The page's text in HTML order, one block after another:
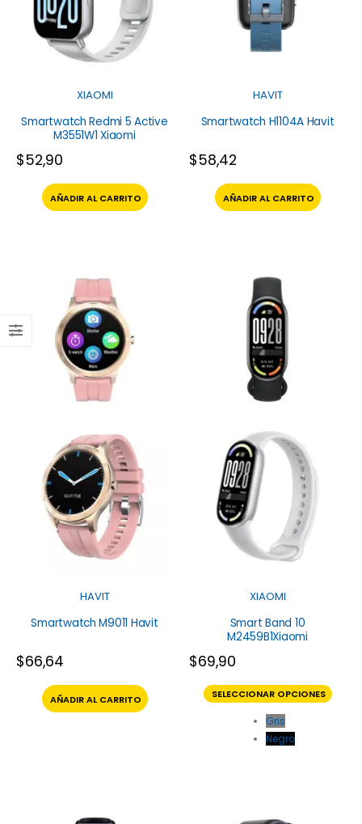
XIAOMI
Smartwatch Redmi 5 Active
M3551W1 Xiaomi
$52,90
AÑADIR AL CARRITO
HAVIT
Smartwatch H1104A Havit
$58,42
AÑADIR AL CARRITO
HAVIT
Smartwatch M9011 Havit
$66,64
AÑADIR AL CARRITO
XIAOMI
Smart Band 10
M2459B1Xiaomi
$69,90
SELECCIONAR OPCIONES
Gris
Negro